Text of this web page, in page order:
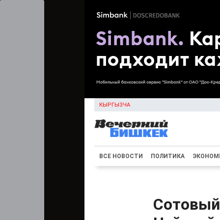
КЫРГЫЗЧА
ВСЕ НОВОСТИ ПОЛИТИКА
Сотовый